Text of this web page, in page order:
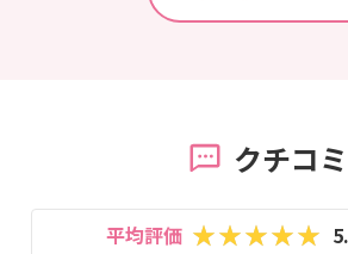
クチコミ
平均評価